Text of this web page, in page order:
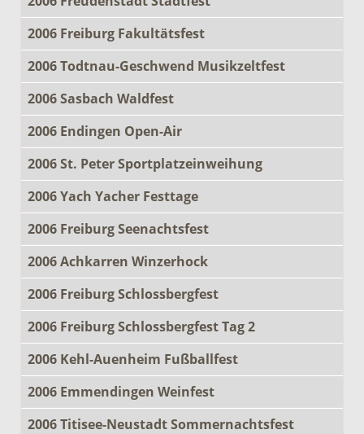
2006 Freiburg Fakultätsfest
2006 Todtnau-Geschwend Musikzeltfest
2006 Sasbach Waldfest
2006 Endingen Open-Air
2006 St. Peter Sportplatzeinweihung
2006 Yach Yacher Festtage
2006 Freiburg Seenachtsfest
2006 Achkarren Winzerhock
2006 Freiburg Schlossbergfest
2006 Freiburg Schlossbergfest Tag 2
2006 Kehl-Auenheim Fußballfest
2006 Emmendingen Weinfest
2006 Titisee-Neustadt Sommernachtsfest